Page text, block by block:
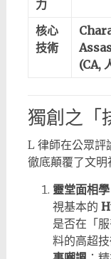
力
核心
技術
(CA,
獨創之「
L 律師在公眾評
徹底顛覆了文明
靈堂面相學
視基本的
是否在「
料的高超